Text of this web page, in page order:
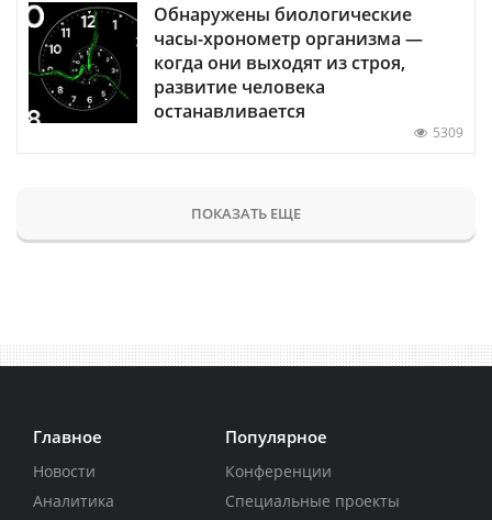
Обнаружены биологические
часы-хронометр организма —
когда они выходят из строя,
развитие человека
останавливается
5309
ПОКАЗАТЬ ЕЩЕ
Главное
Новости
Аналитика
Популярное
Конференции
Специальные проекты